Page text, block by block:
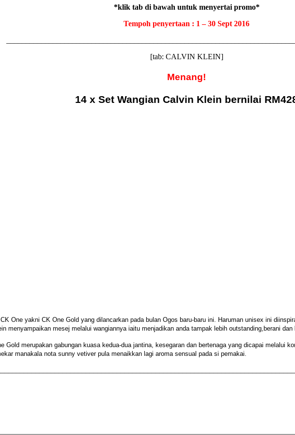
*klik tab di bawah untuk menyertai promo*
Tempoh penyertaan : 1 – 30 Sept 2016
[tab: CALVIN KLEIN]
Menang!
14 x Set Wangian Calvin Klein bernilai
One yakni CK One Gold yang dilancarkan pada bulan Ogos baru-baru ini. Haruman unisex ini
menyampaikan mesej melalui wangiannya iaitu menjadikan anda tampak lebih outstanding,berani dan
Gold merupakan gabungan kuasa kedua-dua jantina, kesegaran dan bertenaga yang dicapai melalui
manakala nota sunny vetiver pula menaikkan lagi aroma sensual pada si pemakai.